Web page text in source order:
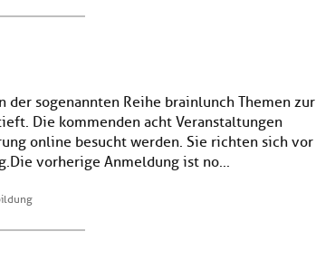
sogenannten Reihe brainlunch Themen zur
Die kommenden acht Veranstaltungen
online besucht werden. Sie richten sich vor
vorherige Anmeldung ist no...